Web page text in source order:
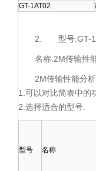
GT-1AT02
2. 型号:GT-
名称:2M传输性
2M传输性能分
1.可以对比简表中的
2.选择适合的型号.
型号 名称